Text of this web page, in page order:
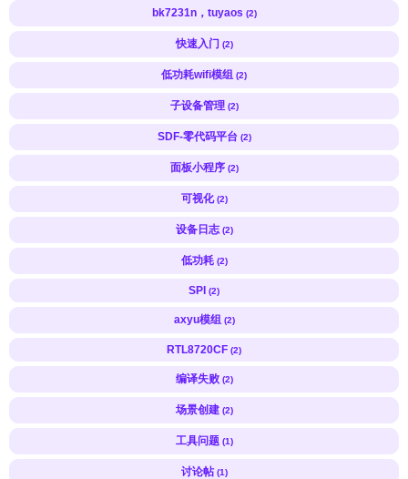
bk7231n，tuyaos (2)
快速入门 (2)
低功耗wifi模组 (2)
子设备管理 (2)
SDF-零代码平台 (2)
面板小程序 (2)
可视化 (2)
设备日志 (2)
低功耗 (2)
SPI (2)
axyu模组 (2)
RTL8720CF (2)
编译失败 (2)
场景创建 (2)
工具问题 (1)
讨论帖 (1)